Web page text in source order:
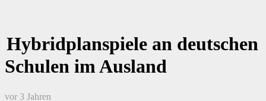
Hybridplanspiele an deutschen
Schulen im Ausland
vor 3 Jahren